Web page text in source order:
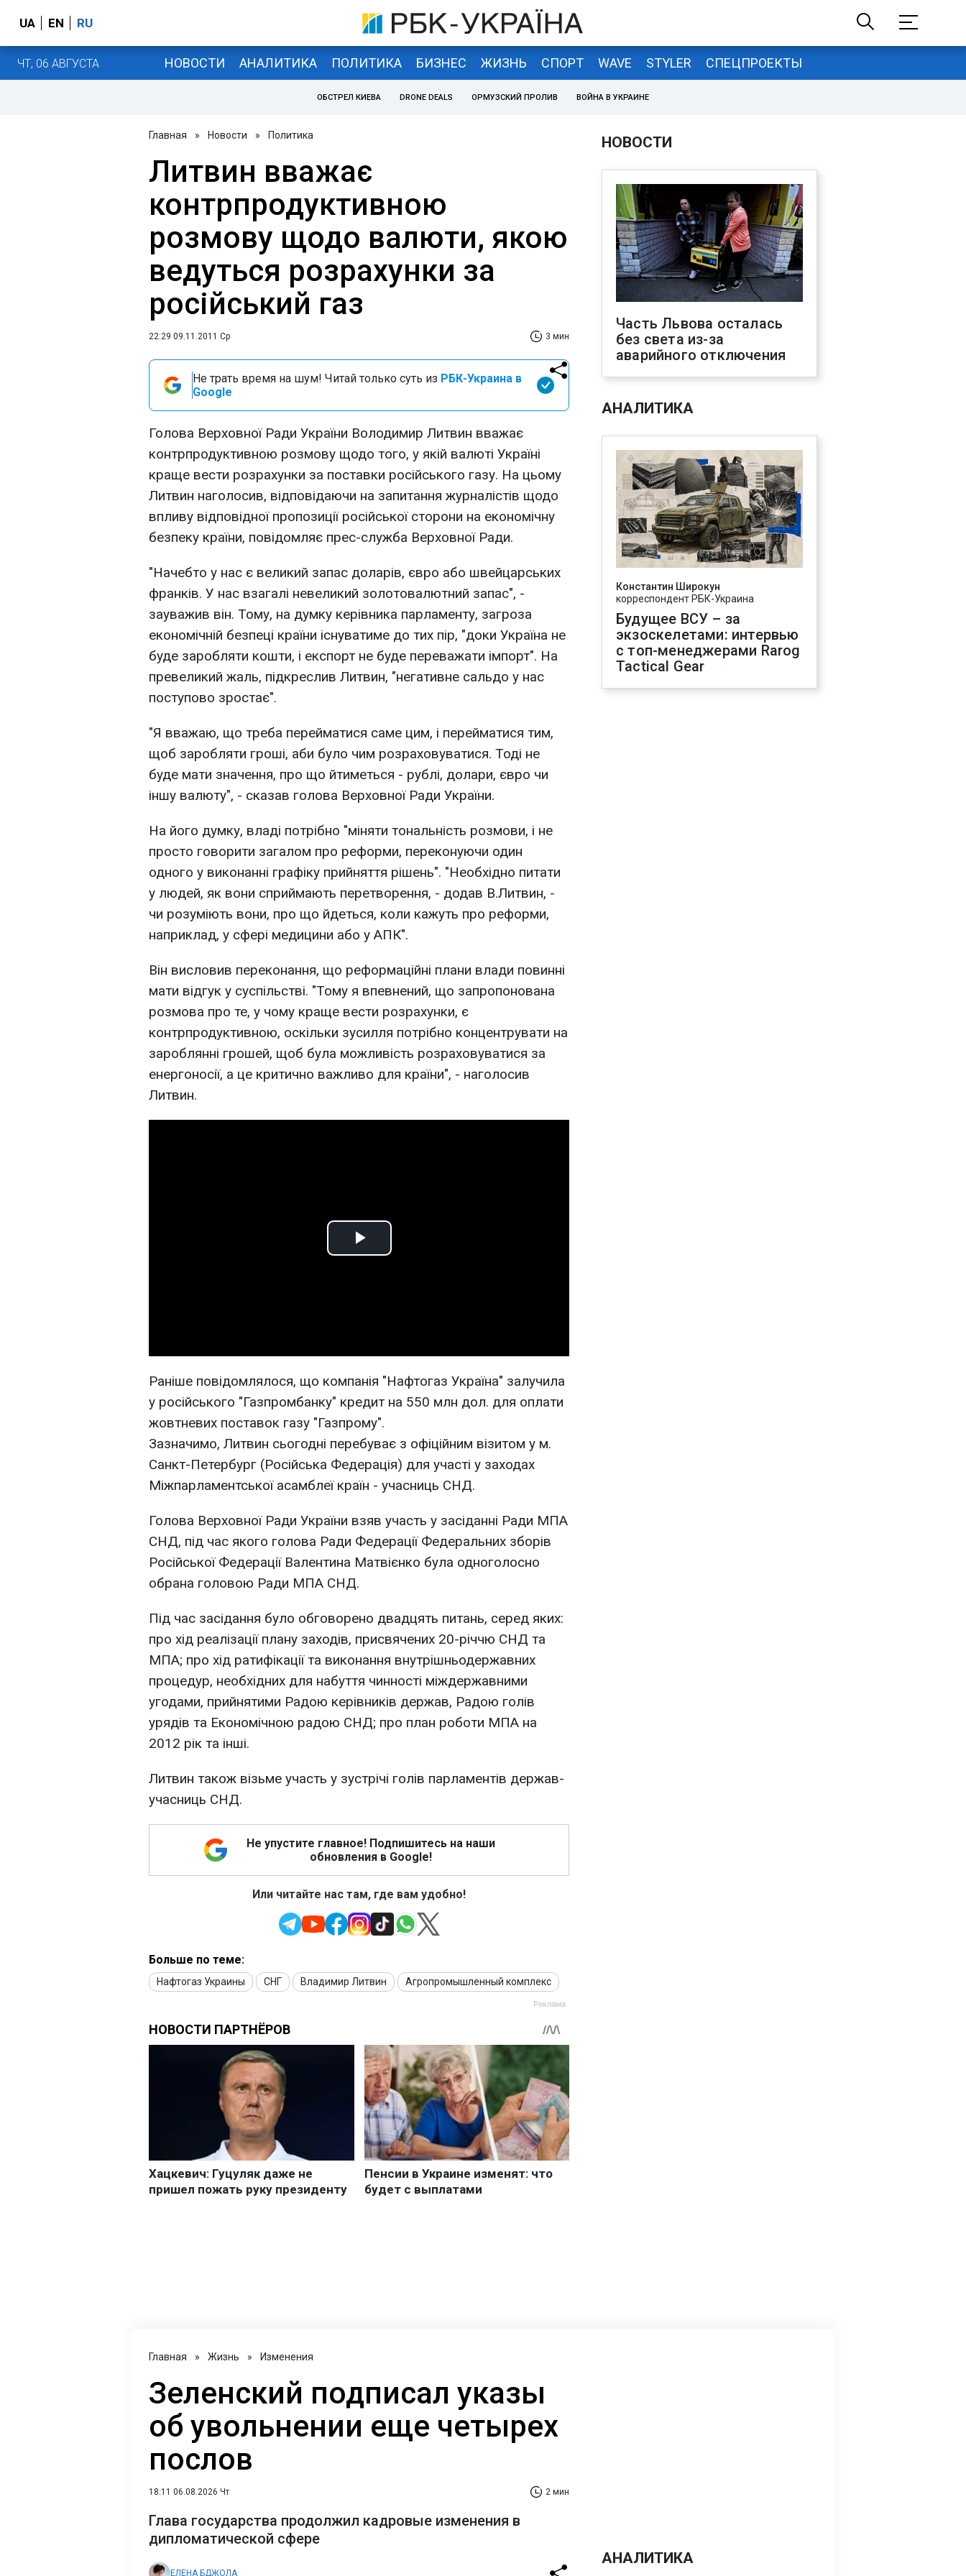
UA EN RU
ЧТ, 06 АВГУСТА НОВОСТИ АНАЛИТИКА ПОЛИТИКА БИЗНЕС ЖИЗНЬ СПОРТ WAVE STYLER СПЕЦПРОЕКТЫ
ОБСТРЕЛ КИЕВА DRONE DEALS ОРМУЗСКИЙ ПРОЛИВ ВОЙНА В УКРАИНЕ
Главная » Новости » Политика
Литвин вважає
контрпродуктивною
розмову щодо валюти, якою
ведуться розрахунки за
російський газ
22:29 09.11.2011 Ср 3 мин
Не трать время на шум! Читай только суть из РБК-Украина в
Google
Голова Верховної Ради України Володимир Литвин вважає
контрпродуктивною розмову щодо того, у якій валюті Україні
краще вести розрахунки за поставки російського газу. На цьому
Литвин наголосив, відповідаючи на запитання журналістів щодо
впливу відповідної пропозиції російської сторони на економічну
безпеку країни, повідомляє прес-служба Верховної Ради.
"Начебто у нас є великий запас доларів, євро або швейцарських
франків. У нас взагалі невеликий золотовалютний запас", -
зауважив він. Тому, на думку керівника парламенту, загроза
економічній безпеці країни існуватиме до тих пір, "доки Україна не
буде заробляти кошти, і експорт не буде переважати імпорт". На
превеликий жаль, підкреслив Литвин, "негативне сальдо у нас
поступово зростає".
"Я вважаю, що треба перейматися саме цим, і перейматися тим,
щоб заробляти гроші, аби було чим розраховуватися. Тоді не
буде мати значення, про що йтиметься - рублі, долари, євро чи
іншу валюту", - сказав голова Верховної Ради України.
На його думку, владі потрібно "міняти тональність розмови, і не
просто говорити загалом про реформи, переконуючи один
одного у виконанні графіку прийняття рішень". "Необхідно питати
у людей, як вони сприймають перетворення, - додав В.Литвин, -
чи розуміють вони, про що йдеться, коли кажуть про реформи,
наприклад, у сфері медицини або у АПК".
Він висловив переконання, що реформаційні плани влади повинні
мати відгук у суспільстві. "Тому я впевнений, що запропонована
розмова про те, у чому краще вести розрахунки, є
контрпродуктивною, оскільки зусилля потрібно концентрувати на
зароблянні грошей, щоб була можливість розраховуватися за
енергоносії, а це критично важливо для країни", - наголосив
Литвин.
Play
Раніше повідомлялося, що компанія "Нафтогаз Україна" залучила
у російського "Газпромбанку" кредит на 550 млн дол. для оплати
жовтневих поставок газу "Газпрому".
Зазначимо, Литвин сьогодні перебуває з офіційним візитом у м.
Санкт-Петербург (Російська Федерація) для участі у заходах
Міжпарламентської асамблеї країн - учасниць СНД.
Голова Верховної Ради України взяв участь у засіданні Ради МПА
СНД, під час якого голова Ради Федерації Федеральних зборів
Російської Федерації Валентина Матвієнко була одноголосно
обрана головою Ради МПА СНД.
Під час засідання було обговорено двадцять питань, серед яких:
про хід реалізації плану заходів, присвячених 20-річчю СНД та
МПА; про хід ратифікації та виконання внутрішньодержавних
процедур, необхідних для набуття чинності міждержавними
угодами, прийнятими Радою керівників держав, Радою голів
урядів та Економічною радою СНД; про план роботи МПА на
2012 рік та інші.
Литвин також візьме участь у зустрічі голів парламентів держав-
учасниць СНД.
Не упустите главное! Подпишитесь на наши
обновления в Google!
Или читайте нас там, где вам удобно!
Больше по теме:
Нафтогаз Украины СНГ Владимир Литвин Агропромышленный комплекс
НОВОСТИ
Часть Львова осталась
без света из-за
аварийного отключения
АНАЛИТИКА
Константин Широкун
корреспондент РБК-Украина
Будущее ВСУ – за
экзоскелетами: интервью
с топ-менеджерами Rarog
Tactical Gear
Главная » Жизнь » Изменения
Зеленский подписал указы
об увольнении еще четырех
послов
18:11 06.08.2026 Чт 2 мин
Глава государства продолжил кадровые изменения в
дипломатической сфере
ЕЛЕНА БДЖОЛА
АНАЛИТИКА